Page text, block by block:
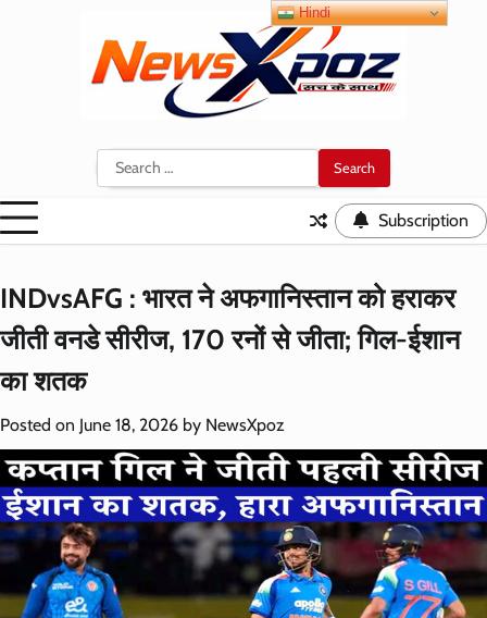
Search
for:
Subscription
INDvsAFG : भारत ने अफगानिस्तान को हराकर
जीती वनडे सीरीज, 170 रनों से जीता; गिल-ईशान
का शतक
Posted on June 18, 2026 by NewsXpoz
Hindi